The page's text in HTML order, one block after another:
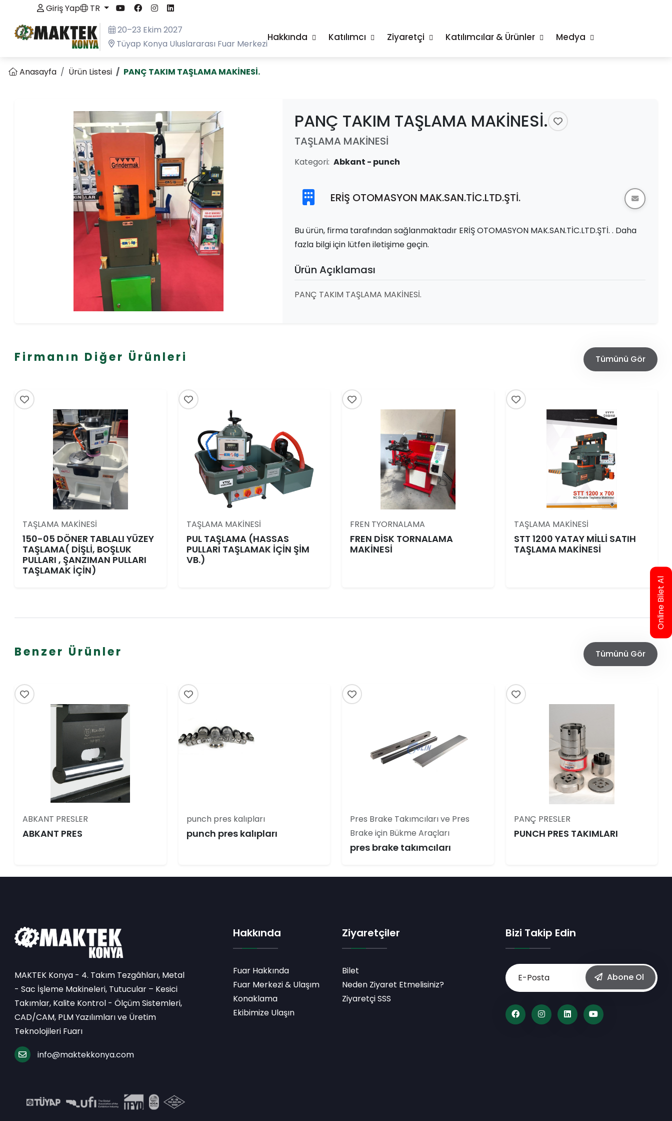
Giriş Yap
TR
20–23 Ekim 2027
Tüyap Konya Uluslararası Fuar Merkezi
Hakkında Katılımcı Ziyaretçi Katılımcılar & Ürünler Medya
Anasayfa Ürün Listesi PANÇ TAKIM TAŞLAMA MAKİNESİ.
PANÇ TAKIM TAŞLAMA MAKİNESİ.
TAŞLAMA MAKİNESİ
Kategori: Abkant - punch
ERİŞ OTOMASYON MAK.SAN.TİC.LTD.ŞTİ.
Bu ürün, firma tarafından sağlanmaktadır ERİŞ OTOMASYON MAK.SAN.TİC.LTD.ŞTİ. . Daha
fazla bilgi için lütfen iletişime geçin.
Ürün Açıklaması
PANÇ TAKIM TAŞLAMA MAKİNESİ.
Firmanın Diğer Ürünleri Tümünü Gör
TAŞLAMA MAKİNESİ
150-05 DÖNER TABLALI YÜZEY
TAŞLAMA( DİŞLİ, BOŞLUK
PULLARI , ŞANZIMAN PULLARI
TAŞLAMAK İÇİN)
TAŞLAMA MAKİNESİ
PUL TAŞLAMA (HASSAS
PULLARI TAŞLAMAK İÇİN ŞİM
VB.)
FREN TYORNALAMA
FREN DİSK TORNALAMA
MAKİNESİ
TAŞLAMA MAKİNESİ
STT 1200 YATAY MİLLİ SATIH
TAŞLAMA MAKİNESİ
Benzer Ürünler Tümünü Gör
ABKANT PRESLER
ABKANT PRES
punch pres kalıpları
punch pres kalıpları
Pres Brake Takımcıları ve Pres
Brake için Bükme Araçları
pres brake takımcıları
PANÇ PRESLER
PUNCH PRES TAKIMLARI
MAKTEK Konya - 4. Takım Tezgâhları, Metal
- Sac İşleme Makineleri, Tutucular – Kesici
Takımlar, Kalite Kontrol - Ölçüm Sistemleri,
CAD/CAM, PLM Yazılımları ve Üretim
Teknolojileri Fuarı
info@maktekkonya.com
Hakkında
Fuar Hakkında
Fuar Merkezi & Ulaşım
Konaklama
Ekibimize Ulaşın
Ziyaretçiler
Bilet
Neden Ziyaret Etmelisiniz?
Ziyaretçi SSS
Bizi Takip Edin
Abone Ol
Online Bilet Al